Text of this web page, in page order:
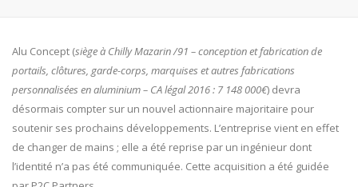
Alu Concept (siège à Chilly Mazarin /91 – conception et fabrication de
portails, clôtures, garde-corps, marquises et autres fabrications
personnalisées en aluminium – CA légal 2016 : 7 148 000€) devra
désormais compter sur un nouvel actionnaire majoritaire pour
soutenir ses prochains développements. L’entreprise vient en effet
de changer de mains ; elle a été reprise par un ingénieur dont
l’identité n’a pas été communiquée. Cette acquisition a été guidée